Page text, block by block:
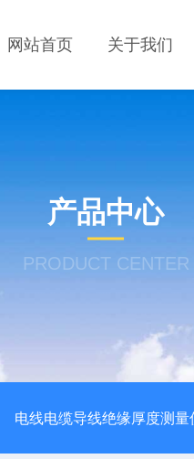
网站首页 关于我们
产品中心
PRODUCT CENTER
电线电缆导线绝缘厚度测量